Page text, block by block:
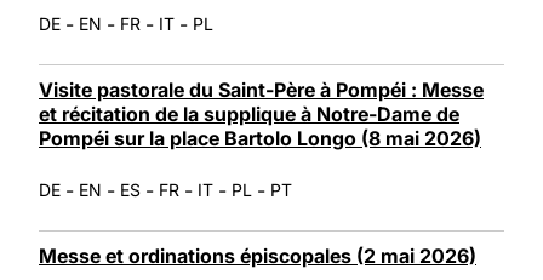
DE - EN - FR - IT - PL
Visite pastorale du Saint-Père à Pompéi : Messe
et récitation de la supplique à Notre-Dame de
Pompéi sur la place Bartolo Longo (8 mai 2026)
DE - EN - ES - FR - IT - PL - PT
Messe et ordinations épiscopales (2 mai 2026)